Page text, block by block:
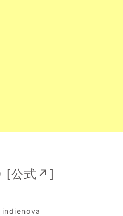
[公式↗]
indienova